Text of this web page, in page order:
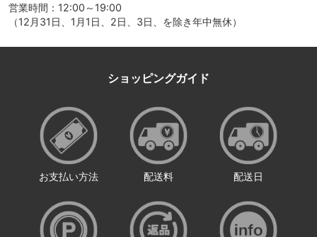
営業時間：12:00～19:00
（12月31日、1月1日、2日、3日、を除き年中無休）
ショッピングガイド
お支払い方法 配送料 配送日